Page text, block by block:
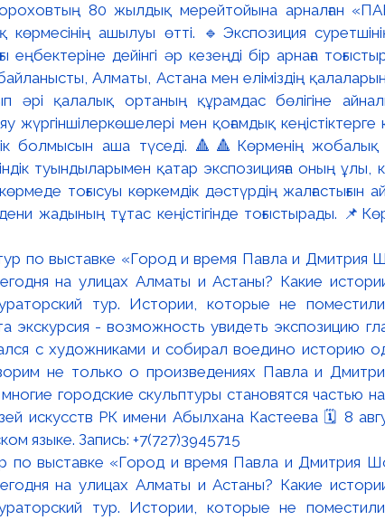
80 жылдық мерейтойына
көрмесінің ашылуы өтті. 🔹Экспозиция
еңбектеріне дейінгі әр кезеңді бір арнаға
Алматы, Астана мен еліміздің
әрі қалалық ортаның құрамдас бөлігіне
жүргіншілеркөшелері мен қоғамдық
болмысын аша түседі. 🔺🔺Көрменің жобалық
туындыларымен қатар экспозицияға оның ұлы,
тоғысуы көркемдік дәстүрдің
жадының тұтас кеңістігінде тоғыстырады.
по выставке «Город и время Павла и Дмитрия
на улицах Алматы и Астаны? Какие
тур. Истории, которые не